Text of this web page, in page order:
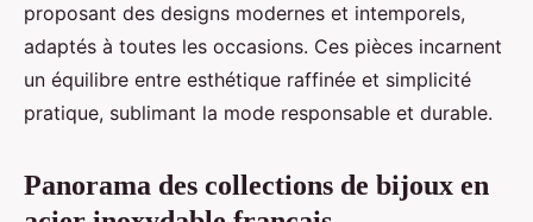
proposant des designs modernes et intemporels,
adaptés à toutes les occasions. Ces pièces incarnent
un équilibre entre esthétique raffinée et simplicité
pratique, sublimant la mode responsable et durable.
Panorama des collections de bijoux en